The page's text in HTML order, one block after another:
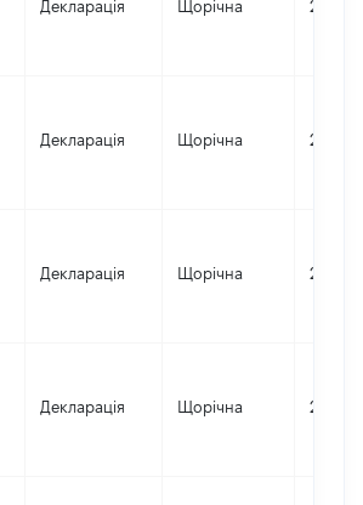
Декларація Щорічна 2025
Декларація Щорічна 2024
Декларація Щорічна 2023
Декларація Щорічна 2022